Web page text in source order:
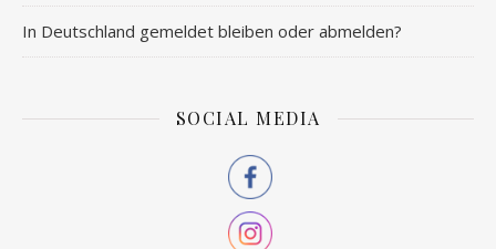
In Deutschland gemeldet bleiben oder abmelden?
SOCIAL MEDIA